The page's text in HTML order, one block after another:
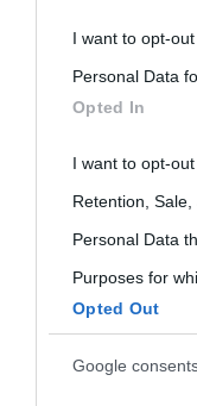
Please note that
services and may
not limited to your
grant or deny
use your data for
consent section.
I want to opt-
Personal Data
Opted In
I want to opt-
Retention,
Personal Data
Purposes for
Opted Out
Google
Cultura